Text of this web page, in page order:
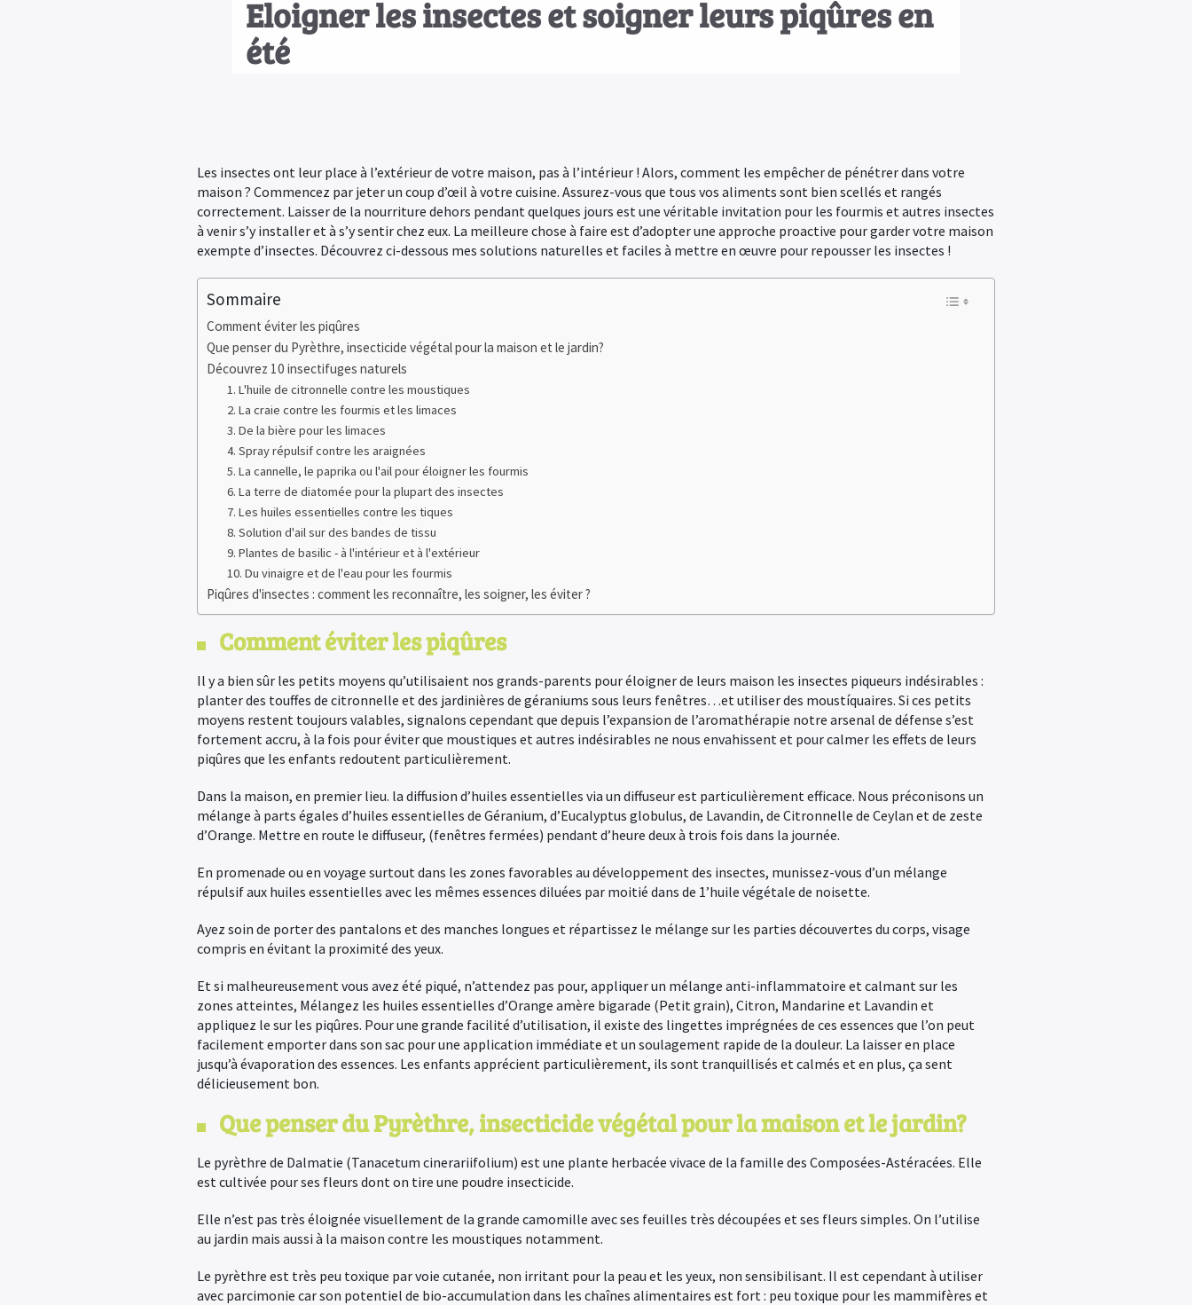
Eloigner les insectes et soigner leurs piqûres en
été
Les insectes ont leur place à l’extérieur de votre maison, pas à l’intérieur ! Alors, comment les empêcher de pénétrer dans votre
maison ? Commencez par jeter un coup d’œil à votre cuisine. Assurez-vous que tous vos aliments sont bien scellés et rangés
correctement. Laisser de la nourriture dehors pendant quelques jours est une véritable invitation pour les fourmis et autres insectes
à venir s’y installer et à s’y sentir chez eux. La meilleure chose à faire est d’adopter une approche proactive pour garder votre maison
exempte d’insectes. Découvrez ci-dessous mes solutions naturelles et faciles à mettre en œuvre pour repousser les insectes !
Sommaire
Comment éviter les piqûres
Que penser du Pyrèthre, insecticide végétal pour la maison et le jardin?
Découvrez 10 insectifuges naturels
1. L'huile de citronnelle contre les moustiques
2. La craie contre les fourmis et les limaces
3. De la bière pour les limaces
4. Spray répulsif contre les araignées
5. La cannelle, le paprika ou l'ail pour éloigner les fourmis
6. La terre de diatomée pour la plupart des insectes
7. Les huiles essentielles contre les tiques
8. Solution d'ail sur des bandes de tissu
9. Plantes de basilic - à l'intérieur et à l'extérieur
10. Du vinaigre et de l'eau pour les fourmis
Piqûres d'insectes : comment les reconnaître, les soigner, les éviter ?
Comment éviter les piqûres
Il y a bien sûr les petits moyens qu’utilisaient nos grands-parents pour éloigner de leurs maison les insectes piqueurs indésirables :
planter des touffes de citronnelle et des jardinières de géraniums sous leurs fenêtres…et utiliser des moustíquaires. Si ces petits
moyens restent toujours valables, signalons cependant que depuis l’expansion de l’aromathérapie notre arsenal de défense s’est
fortement accru, à la fois pour éviter que moustiques et autres indésirables ne nous envahissent et pour calmer les effets de leurs
piqûres que les enfants redoutent particulièrement.
Dans la maison, en premier lieu. la diffusion d’huiles essentielles via un diffuseur est particulièrement efficace. Nous préconisons un
mélange à parts égales d’huiles essentielles de Géranium, d’Eucalyptus globulus, de Lavandin, de Citronnelle de Ceylan et de zeste
d’Orange. Mettre en route le diffuseur, (fenêtres fermées) pendant d’heure deux à trois fois dans la journée.
En promenade ou en voyage surtout dans les zones favorables au développement des insectes, munissez-vous d’un mélange
répulsif aux huiles essentielles avec les mêmes essences diluées par moitié dans de 1’huile végétale de noisette.
Ayez soin de porter des pantalons et des manches longues et répartissez le mélange sur les parties découvertes du corps, visage
compris en évitant la proximité des yeux.
Et si malheureusement vous avez été piqué, n’attendez pas pour, appliquer un mélange anti-inflammatoire et calmant sur les
zones atteintes, Mélangez les huiles essentielles d’Orange amère bigarade (Petit grain), Citron, Mandarine et Lavandin et
appliquez le sur les piqûres. Pour une grande facilité d’utilisation, il existe des lingettes imprégnées de ces essences que l’on peut
facilement emporter dans son sac pour une application immédiate et un soulagement rapide de la douleur. La laisser en place
jusqu’à évaporation des essences. Les enfants apprécient particulièrement, ils sont tranquillisés et calmés et en plus, ça sent
délicieusement bon.
Que penser du Pyrèthre, insecticide végétal pour la maison et le jardin?
Le pyrèthre de Dalmatie (Tanacetum cinerariifolium) est une plante herbacée vivace de la famille des Composées-Astéracées. Elle
est cultivée pour ses fleurs dont on tire une poudre insecticide.
Elle n’est pas très éloignée visuellement de la grande camomille avec ses feuilles très découpées et ses fleurs simples. On l’utilise
au jardin mais aussi à la maison contre les moustiques notamment.
Le pyrèthre est très peu toxique par voie cutanée, non irritant pour la peau et les yeux, non sensibilisant. Il est cependant à utiliser
avec parcimonie car son potentiel de bio-accumulation dans les chaînes alimentaires est fort : peu toxique pour les mammifères et